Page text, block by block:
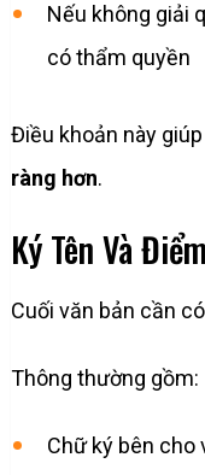
Nếu không giải
có thẩm quyền
Điều khoản này
ràng hơn.
Ký Tên Và
Cuối văn bản cần
Thông thường gồm:
Chữ ký bên cho